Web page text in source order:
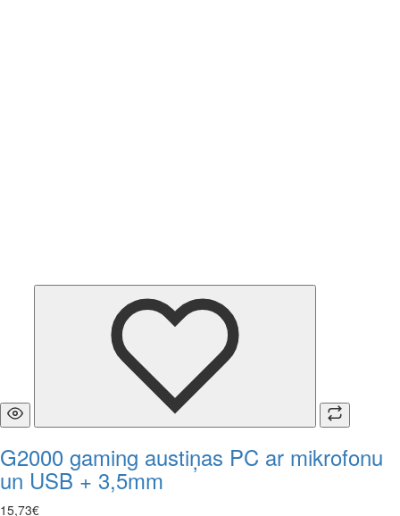
G2000 gaming austiņas PC ar mikrofonu
un USB + 3,5mm
15,73€